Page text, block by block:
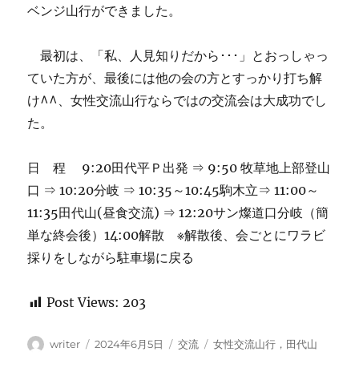
ベンジ山行ができました。
最初は、「私、人見知りだから･･･」とおっしゃっ
ていた方が、最後には他の会の方とすっかり打ち解
け^^、女性交流山行ならではの交流会は大成功でし
た。
日 程 9:20田代平Ｐ出発 ⇒ 9:50 牧草地上部登山
口 ⇒ 10:20分岐 ⇒ 10:35～10:45駒木立⇒ 11:00～
11:35田代山(昼食交流) ⇒ 12:20サン燦道口分岐（簡
単な終会後）14:00解散 ※解散後、会ごとにワラビ
採りをしながら駐車場に戻る
Post Views: 203
投
writer
投
2024年6月5日
カ
交流
タ
女性交流山行，田代山